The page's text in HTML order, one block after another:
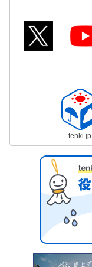
tenki.jp